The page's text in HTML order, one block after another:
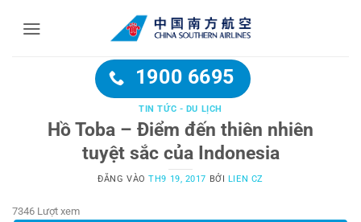
1900 6695
TIN TỨC - DU LỊCH
Hồ Toba – Điểm đến thiên nhiên
tuyệt sắc của Indonesia
ĐĂNG VÀOTH9 19, 2017 BỞI LIEN CZ
7346 Lượt xem